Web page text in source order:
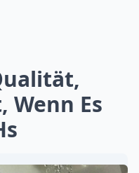
Es